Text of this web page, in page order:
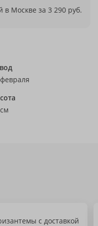
в Москве за 3 290 руб.
с доставкой